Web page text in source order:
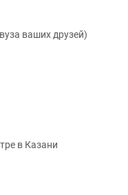
ваших друзей)
в Казани